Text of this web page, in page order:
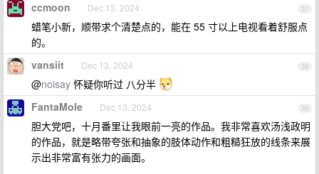
37
ccmoon Dec 13, 2024
蜡笔小新，顺带求个清楚点的，能在 55 寸以上电视看着舒服点
的。
38
vansiit Dec 13, 2024
@noisay 怀疑你听过 八分半
39
FantaMole Dec 13, 2024
胆大党吧，十月番里让我眼前一亮的作品。我非常喜欢汤浅政明
的作品，就是略带夸张和抽象的肢体动作和粗糙狂放的线条来展
示出非常富有张力的画面。